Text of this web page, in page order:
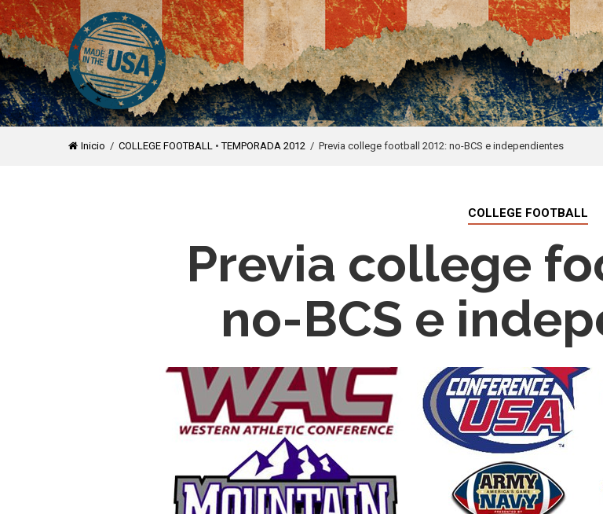
Inicio / COLLEGE FOOTBALL •TEMPORADA 2012 / Previa college football 2012: no-BCS e independientes
COLLEGE FOOTBALL
Previa college
no-BCS e